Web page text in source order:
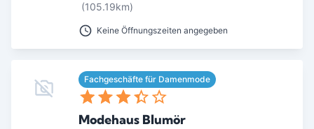
(105.19km)
Keine Öffnungszeiten angegeben
Fachgeschäfte für Damenmode
Modehaus Blumör